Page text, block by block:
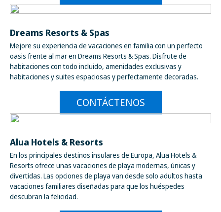
Dreams Resorts & Spas
Mejore su experiencia de vacaciones en familia con un perfecto
oasis frente al mar en Dreams Resorts & Spas. Disfrute de
habitaciones con todo incluido, amenidades exclusivas y
habitaciones y suites espaciosas y perfectamente decoradas.
CONTÁCTENOS
Alua Hotels & Resorts
En los principales destinos insulares de Europa, Alua Hotels &
Resorts ofrece unas vacaciones de playa modernas, únicas y
divertidas. Las opciones de playa van desde solo adultos hasta
vacaciones familiares diseñadas para que los huéspedes
descubran la felicidad.